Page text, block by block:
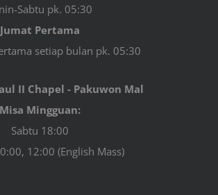
Sabtu pk. 05:30
Jumat Pertama
setiap bulan pk. 05:30
II Chapel - Pakuwon Mal
Misa Mingguan:
Sabtu 18:00
12:00 (English Mass)